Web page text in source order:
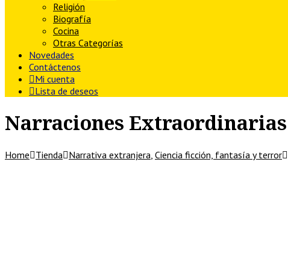
Religión
Biografía
Cocina
Otras Categorías
Novedades
Contáctenos
Mi cuenta
Lista de deseos
Narraciones Extraordinarias
Home Tienda Narrativa extranjera Ciencia ficción, fantasía y terror